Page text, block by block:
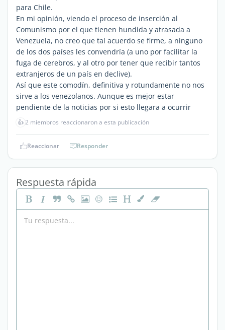
para Chile.
En mi opinión, viendo el proceso de inserción al
Comunismo por el que tienen hundida y atrasada a
Venezuela, no creo que tal acuerdo se firme, a ninguno
de los dos países les convendría (a uno por facilitar la
fuga de cerebros, y al otro por tener que recibir tantos
extranjeros de un país en declive).
Así que este comodín, definitiva y rotundamente no nos
sirve a los venezolanos. Aunque es mejor estar
pendiente de la noticias por si esto llegara a ocurrir
👍2 miembros reaccionaron a esta publicación
Reaccionar Responder
Respuesta rápida